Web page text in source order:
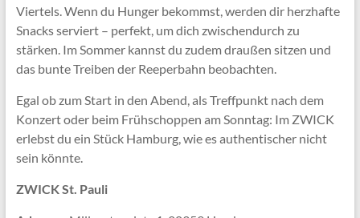
Viertels. Wenn du Hunger bekommst, werden dir herzhafte
Snacks serviert – perfekt, um dich zwischendurch zu
stärken. Im Sommer kannst du zudem draußen sitzen und
das bunte Treiben der Reeperbahn beobachten.
Egal ob zum Start in den Abend, als Treffpunkt nach dem
Konzert oder beim Frühschoppen am Sonntag: Im ZWICK
erlebst du ein Stück Hamburg, wie es authentischer nicht
sein könnte.
ZWICK St. Pauli